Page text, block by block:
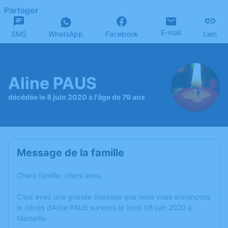
Partager
SMS WhatsApp Facebook E-mail Lien
Aline PAUS
décédée le 8 juin 2020 à l'âge de 79 ans
Message de la famille
Chère famille, chers amis,
C’est avec une grande tristesse que nous vous annonçons
le décès d’Aline PAUS survenu le lundi 08 juin 2020 à
Marseille.